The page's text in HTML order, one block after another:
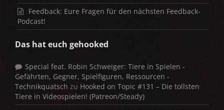
Feedback: Eure Fragen für den nächsten Feedback-
Podcast!
Das hat euch gehooked
Special feat. Robin Schweiger: Tiere in Spielen -
Gefährten, Gegner, Spielfiguren, Ressourcen -
Technikquatsch zu Hooked on Topic #131 – Die tollsten
Tiere in Videospielen! (Patreon/Steady)